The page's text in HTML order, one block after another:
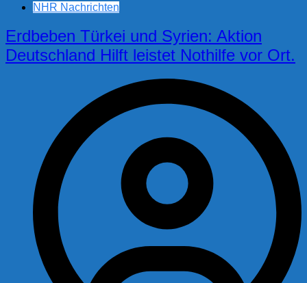
NHR Nachrichten
Erdbeben Türkei und Syrien: Aktion
Deutschland Hilft leistet Nothilfe vor Ort.